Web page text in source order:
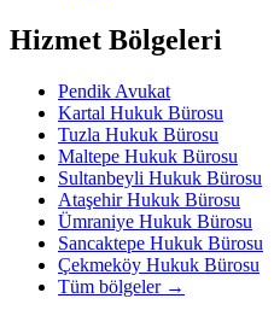
Hizmet Bölgeleri
Pendik Avukat
Kartal Hukuk Bürosu
Tuzla Hukuk Bürosu
Maltepe Hukuk Bürosu
Sultanbeyli Hukuk Bürosu
Ataşehir Hukuk Bürosu
Ümraniye Hukuk Bürosu
Sancaktepe Hukuk Bürosu
Çekmeköy Hukuk Bürosu
Tüm bölgeler →